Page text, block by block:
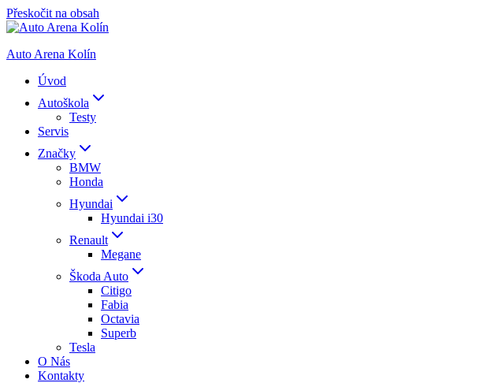
Přeskočit na obsah
Auto Arena Kolín
Úvod
Autoškola
Testy
Servis
Značky
BMW
Honda
Hyundai
Hyundai i30
Renault
Megane
Škoda Auto
Citigo
Fabia
Octavia
Superb
Tesla
O Nás
Kontakty